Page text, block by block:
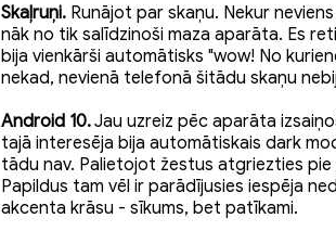
Skaļruņi.Runājot par skaņu. Nekur
nāk no tik salīdzinoši maza aparāta. Es
bija vienkārši automātisks "wow! No
nekad, nevienā telefonā šitādu skaņu
Android 10.Jau uzreiz pēc aparāta
tajā interesēja bija automātiskais dark
tādu nav. Palietojot žestus atgriezties
Papildus tam vēl ir parādījusies iespēja
akcenta krāsu - sīkums, bet patīkami.